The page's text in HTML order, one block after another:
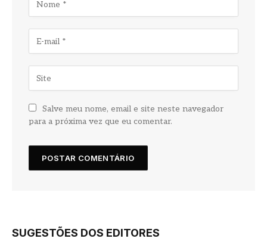
Salve meu nome, email e site neste navegador
para a próxima vez que eu comentar.
SUGESTÕES DOS EDITORES